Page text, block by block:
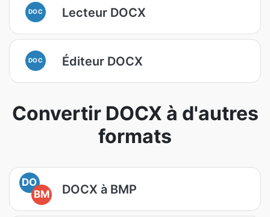
DOC Lecteur DOCX
DOC Éditeur DOCX
Convertir DOCX à d'autres
formats
DO
BM
DOCX à BMP